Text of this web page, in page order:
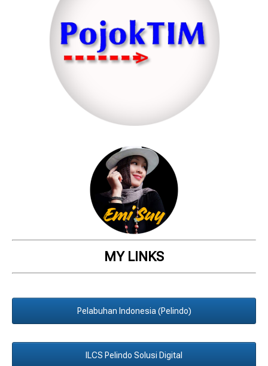
MY LINKS
Pelabuhan Indonesia (Pelindo)
ILCS Pelindo Solusi Digital